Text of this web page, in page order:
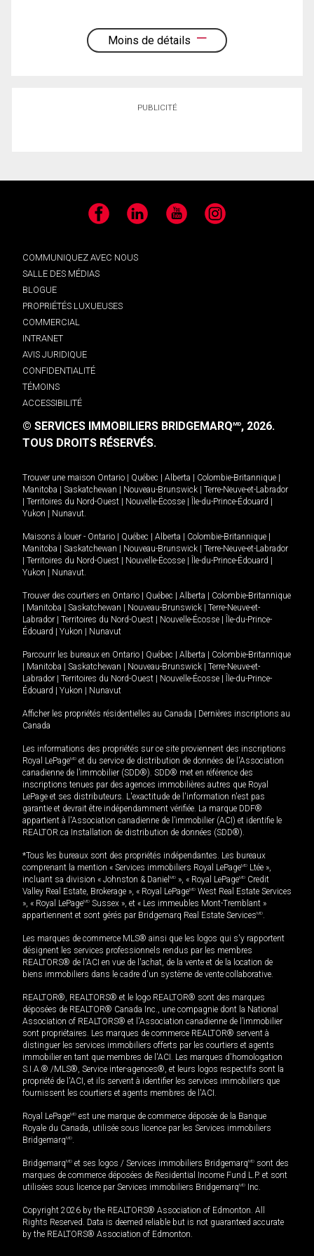
Moins de détails
PUBLICITÉ
Facebook LinkedIn YouTube Instagram
COMMUNIQUEZ AVEC NOUS
SALLE DES MÉDIAS
BLOGUE
PROPRIÉTÉS LUXUEUSES
COMMERCIAL
INTRANET
AVIS JURIDIQUE
CONFIDENTIALITÉ
TÉMOINS
ACCESSIBILITÉ
© SERVICES IMMOBILIERS BRIDGEMARQMD, 2026.
TOUS DROITS RÉSERVÉS.
Trouver une maison Ontario Québec Alberta Colombie-Britannique
Manitoba
Saskatchewan Nouveau-Brunswick
Terre-Neuve-et-Labrador
Territoires du Nord-Ouest Nouvelle-Écosse Île-du-Prince-Édouard
Yukon
Nunavut.
Maisons à louer - Ontario Québec Alberta Colombie-Britannique
Manitoba
Saskatchewan Nouveau-Brunswick
Terre-Neuve-et-Labrador
Territoires du Nord-Ouest Nouvelle-Écosse Île-du-Prince-Édouard
Yukon
Nunavut.
Trouver des courtiers en Ontario Québec Alberta
Colombie-Britannique
Manitoba Saskatchewan Nouveau-Brunswick
Terre-Neuve-et-
Labrador
Territoires du Nord-Ouest Nouvelle-Écosse
Île-du-Prince-
Édouard
Yukon Nunavut
Parcourir les bureaux en Ontario Québec Alberta
Colombie-Britannique
Manitoba Saskatchewan Nouveau-Brunswick
Terre-Neuve-et-
Labrador
Territoires du Nord-Ouest Nouvelle-Écosse
Île-du-Prince-
Édouard
Yukon Nunavut
Afficher les propriétés résidentielles au Canada
Dernières inscriptions au
Canada
Les informations des propriétés sur ce site proviennent des inscriptions
Royal LePageMD et du service de distribution de données de l'Association
canadienne de l’immobilier (SDD®). SDD® met en référence des
inscriptions tenues par des agences immobilières autres que Royal
LePage et ses distributeurs. L'exactitude de l'information n'est pas
garantie et devrait être indépendamment vérifiée. La marque DDF®
appartient à l'Association canadienne de l’immobilier (ACI) et identifie le
REALTOR.ca Installation de distribution de données (SDD®).
*Tous les bureaux sont des propriétés indépendantes. Les bureaux
comprenant la mention « Services immobiliers Royal LePageMD Ltée »,
incluant sa division « Johnston & Daniel MD », « Royal LePageMD Credit
Valley Real Estate, Brokerage », « Royal LePageMD West Real Estate Services
», « Royal LePageMD Sussex », et « Les immeubles Mont-Tremblant »
appartiennent et sont gérés par Bridgemarq Real Estate ServicesMD.
Les marques de commerce MLS® ainsi que les logos qui s'y rapportent
désignent les services professionnels rendus par les membres
REALTORS® de l'ACI en vue de l'achat, de la vente et de la location de
biens immobiliers dans le cadre d'un système de vente collaborative.
REALTOR®, REALTORS® et le logo REALTOR® sont des marques
déposées de REALTOR® Canada Inc., une compagnie dont la National
Association of REALTORS® et l'Association canadienne de l’immobilier
sont propriétaires. Les marques de commerce REALTOR® servent à
distinguer les services immobiliers offerts par les courtiers et agents
immobilier en tant que membres de l'ACI. Les marques d'homologation
S.I.A.® /MLS®, Service inter-agences®, et leurs logos respectifs sont la
propriété de l'ACI, et ils servent à identifier les services immobiliers que
fournissent les courtiers et agents membres de l'ACI.
Royal LePageMD est une marque de commerce déposée de la Banque
Royale du Canada, utilisée sous licence par les Services immobiliers
BridgemarqMD.
BridgemarqMD et ses logos / Services immobiliers BridgemarqMD sont des
marques de commerce déposées de Residential Income Fund L.P. et sont
utilisées sous licence par Services immobiliers BridgemarqMD Inc.
Copyright 2026 by the REALTORS® Association of Edmonton. All
Rights Reserved. Data is deemed reliable but is not guaranteed accurate
by the REALTORS® Association of Edmonton.